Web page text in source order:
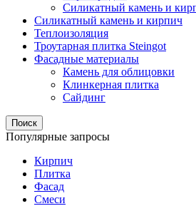
Силикатный камень и
Силикатный камень и кирпич
Теплоизоляция
Троутарная плитка Steingot
Фасадные материалы
Камень для облицовки
Клинкерная плитка
Сайдинг
Поиск
Популярные запросы
Кирпич
Плитка
Фасад
Смеси